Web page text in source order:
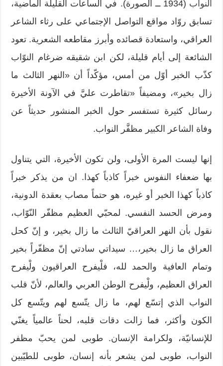
النواب
(1934 ــ الصورة). في الساعات القليلة الماضية،
تسابق روّاد مواقع التواصل الإجتماعي على رثاء الشاعر
العراقي، واستعادة قصائده وأبرز مقاطعه الشعرية. تعود
الشائعة إلى أيام قليلة، لكن ابن شقيقه ضرغام النوّاب
كذّب الخبر أوّل من أمس، مؤكّداً أن «النهر الثالث ما
زال بخير»، ومضيفاً «تقاطرت عليَّ في الآونة الأخيرة
رسائل كثيرة تستفسر حول الخبر المنشور حديثاً عن
وفاة الشاعر الكبير مظفَّر النواب.
إنها ليست المرة الأولى، ولن تكون الأخيرة، التي يتناول
بها ضعفاء النفوس خبراً كاذباً كهذا. ان من يذكر خبراً
كاذباً كهذا الخبر أو غيره، هو حتماً مصاب بعقدة الدونية،
ومرض الحسد النفسي. لمحبّي العظيم مظفّر النّوّاب،
نقول بأن النهر العراقيّ الثالث ما زال بخير، و إنّ كحل
العراق ما زال بخير،… سيداتي سادتي إنّ مظفّراً بخير
وتمام العافية والحمد لله، فلْيفرح العراقيون ولْيفرح
العراق العظيم، ولْيفرح الوطن العربي والعالم، لأنّ قلب
النواب الذي إتسّع لهم، ما زال يتّسع لهم ويتّسع كل
الكون وأكثر، فما زالت دقات قلبه، لحناً عالمياً يغنّي
للإنسانيّة، ولكرامة الإنسان. طوبى لمن يحبّ مظفر
النواب، طوبى لمن يشعر بأنه إنسان، طوبى للطيّبين